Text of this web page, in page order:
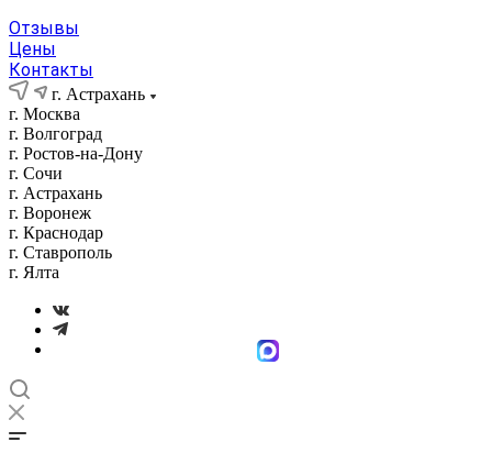
Отзывы
Цены
Контакты
г. Астрахань
г. Москва
г. Волгоград
г. Ростов-на-Дону
г. Сочи
г. Астрахань
г. Воронеж
г. Краснодар
г. Ставрополь
г. Ялта